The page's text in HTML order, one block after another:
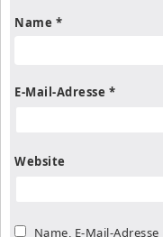
Name *
E-Mail-Adresse *
Website
Name, E-Mail-